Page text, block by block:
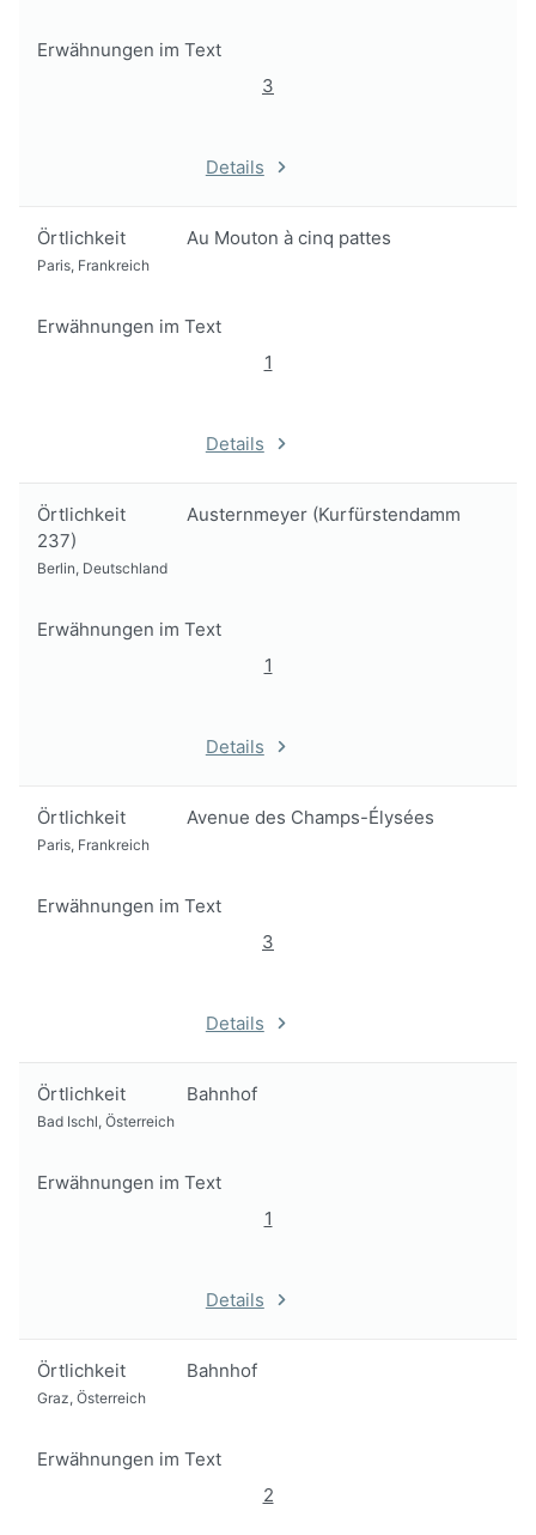
Erwähnungen im Text
3
Details
Örtlichkeit Au Mouton à cinq pattes
Paris, Frankreich
Erwähnungen im Text
1
Details
Örtlichkeit
Austernmeyer (Kurfürstendamm
237)
Berlin, Deutschland
Erwähnungen im Text
1
Details
Örtlichkeit Avenue des Champs-Élysées
Paris, Frankreich
Erwähnungen im Text
3
Details
Örtlichkeit Bahnhof
Bad Ischl, Österreich
Erwähnungen im Text
1
Details
Örtlichkeit Bahnhof
Graz, Österreich
Erwähnungen im Text
2